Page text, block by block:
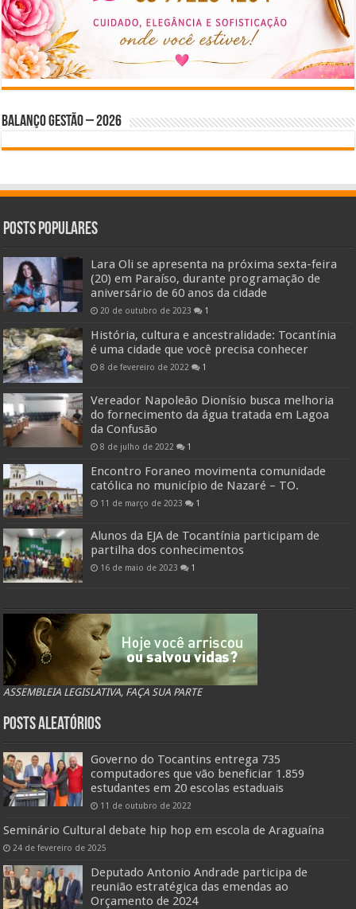
BALANÇO GESTÃO – 2026
Posts Populares
Lara Oli se apresenta na próxima sexta-feira
(20) em Paraíso, durante programação de
aniversário de 60 anos da cidade
20 de outubro de 2023 1
História, cultura e ancestralidade: Tocantínia
é uma cidade que você precisa conhecer
8 de fevereiro de 2022 1
Vereador Napoleão Dionísio busca melhoria
do fornecimento da água tratada em Lagoa
da Confusão
8 de julho de 2022 1
Encontro Foraneo movimenta comunidade
católica no município de Nazaré – TO.
11 de março de 2023 1
Alunos da EJA de Tocantínia participam de
partilha dos conhecimentos
16 de maio de 2023 1
ASSEMBLEIA LEGISLATIVA, FAÇA SUA PARTE
Posts Aleatórios
Governo do Tocantins entrega 735
computadores que vão beneficiar 1.859
estudantes em 20 escolas estaduais
11 de outubro de 2022
Seminário Cultural debate hip hop em escola de Araguaína
24 de fevereiro de 2025
Deputado Antonio Andrade participa de
reunião estratégica das emendas ao
Orçamento de 2024